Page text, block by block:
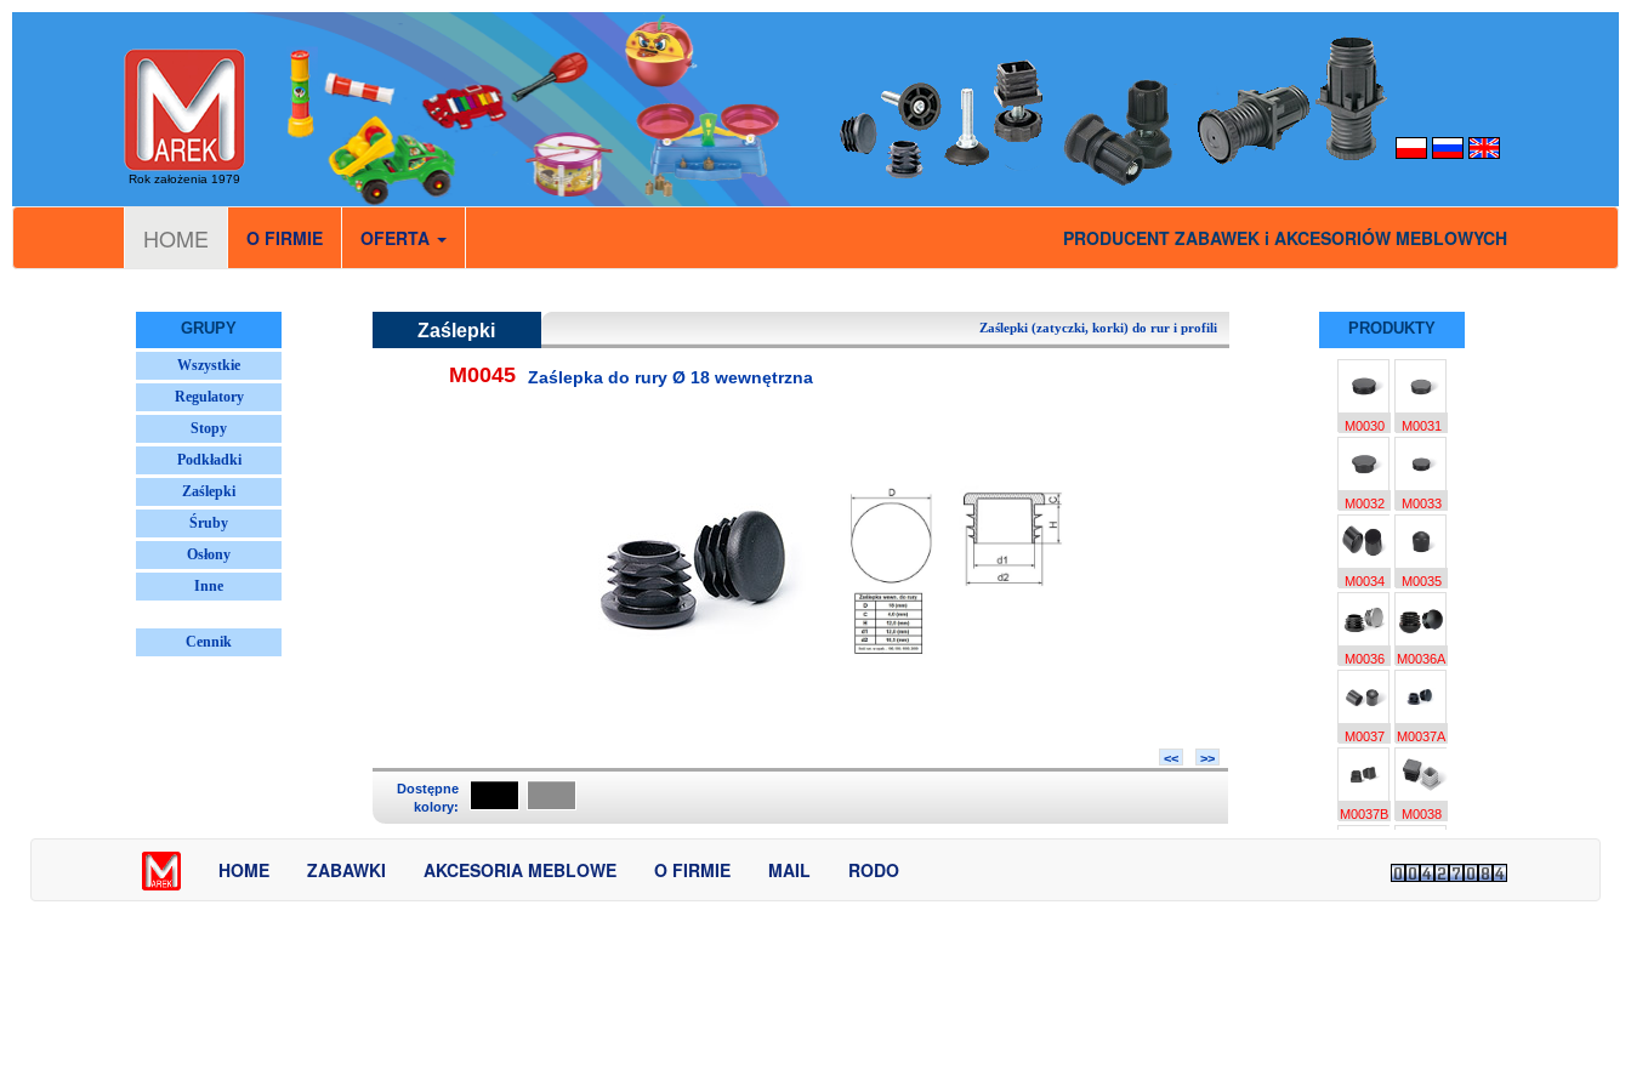
Rok założenia 1979
HOME O FIRMIE OFERTA PRODUCENT ZABAWEK i AKCESORIÓW MEBLOWYCH
GRUPY
Wszystkie
Regulatory
Stopy
Podkładki
Zaślepki
Śruby
Osłony
Inne
Cennik
Zaślepki Zaślepki (zatyczki, korki) do rur i profili
M0045 Zaślepka do rury Ø 18 wewnętrzna
>>
<<
Dostępne
kolory:
PRODUKTY
M0030 M0031
M0032 M0033
M0034 M0035
M0036 M0036A
M0037 M0037A
M0037B M0038
HOME ZABAWKI AKCESORIA MEBLOWE O FIRMIE MAIL RODO